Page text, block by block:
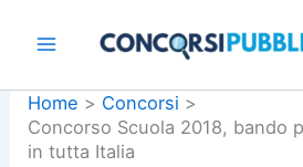
Home
Concorsi
Concorso Scuola 2018, bando
in tutta Italia